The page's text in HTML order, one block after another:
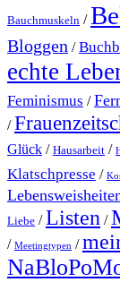
Bauchmuskeln /
Bloggen /
echte
Feminismus /
/
Glück / Hausarbeit /
Klatschpresse /
Liebe /Listen /
/ Meetingtypen /